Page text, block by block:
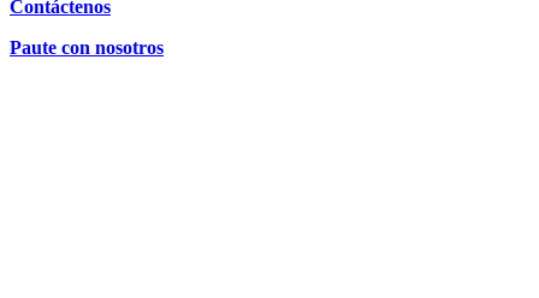
Contáctenos
Paute con nosotros